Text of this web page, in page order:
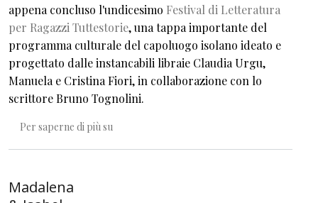
appena concluso l'undicesimo Festival di Letteratura
per Ragazzi Tuttestorie, una tappa importante del
programma culturale del capoluogo isolano ideato e
progettato dalle instancabili libraie Claudia Urgu,
Manuela e Cristina Fiori, in collaborazione con lo
scrittore Bruno Tognolini.
Per saperne di più su
Madalena